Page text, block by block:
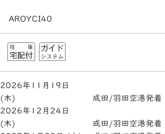
AROYCI40
2026年11月19日
(木)
成田/羽田空港発着
2026年12月24日
(木)
成田/羽田空港発着